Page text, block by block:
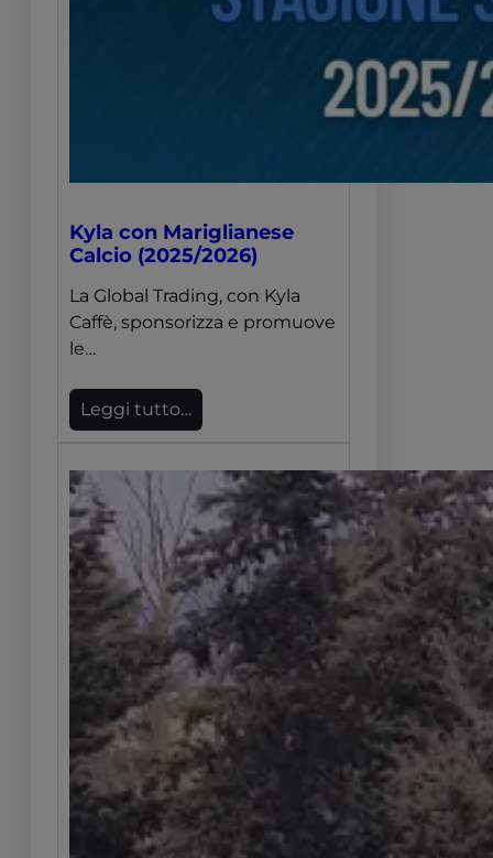
Kyla con Mariglianese
Calcio (2025/2026)
La Global Trading, con Kyla
Caffè, sponsorizza e promuove
le…
Leggi tutto…